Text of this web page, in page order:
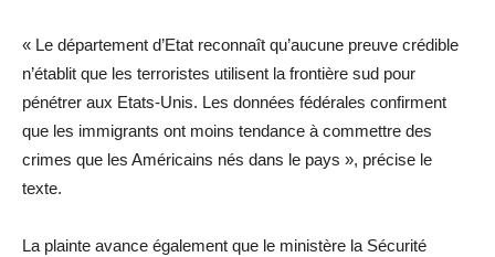
« Le département d’Etat reconnaît qu’aucune preuve crédible
n’établit que les terroristes utilisent la frontière sud pour
pénétrer aux Etats-Unis. Les données fédérales confirment
que les immigrants ont moins tendance à commettre des
crimes que les Américains nés dans le pays », précise le
texte.
La plainte avance également que le ministère la Sécurité